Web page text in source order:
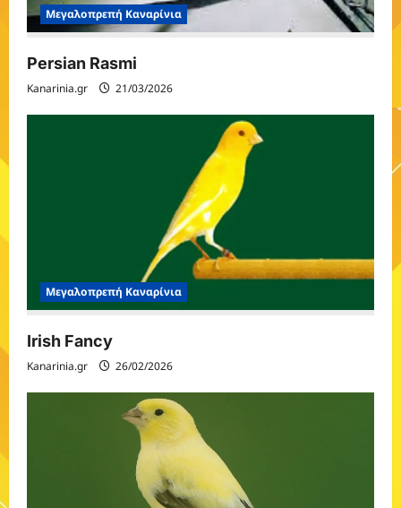
Μεγαλοπρεπή Καναρίνια
Persian Rasmi
Kanarinia.gr 21/03/2026
Μεγαλοπρεπή Καναρίνια
Irish Fancy
Kanarinia.gr 26/02/2026